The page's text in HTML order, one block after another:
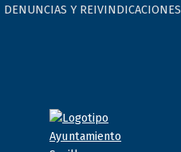
DENUNCIAS Y REIVINDICACIONES